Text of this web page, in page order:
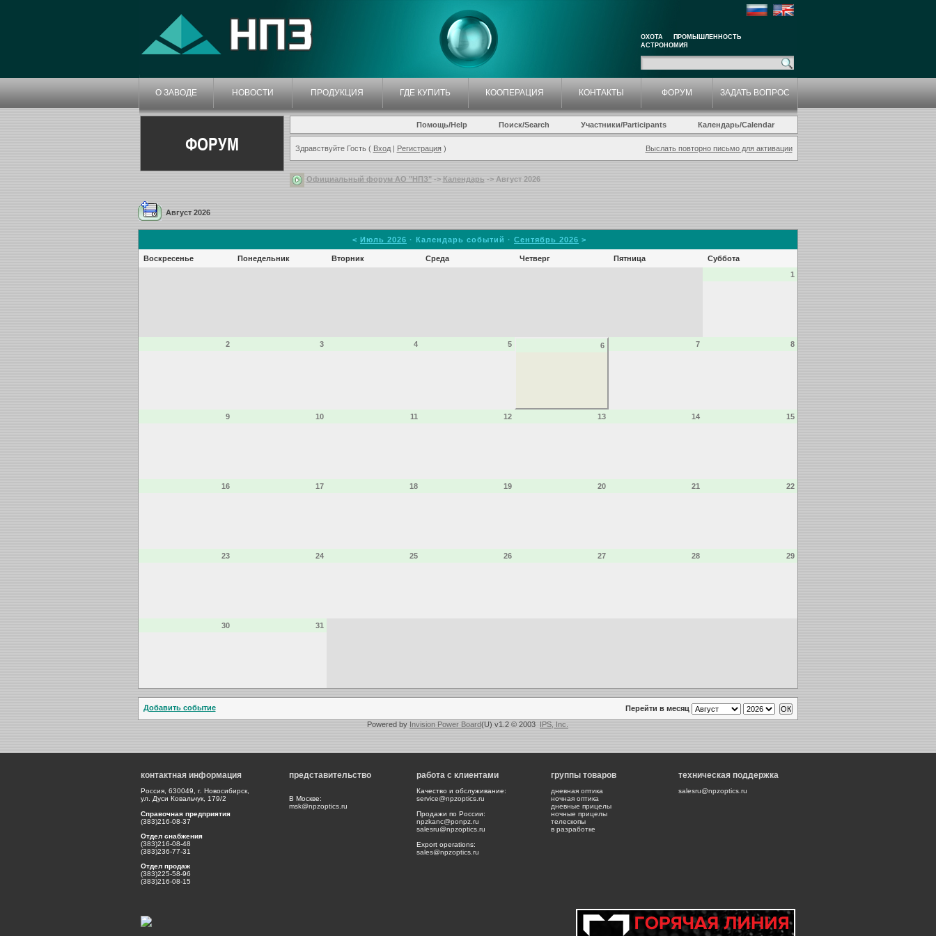
ОХОТА
ПРОМЫШЛЕННОСТЬ
АСТРОНОМИЯ
О ЗАВОДЕ НОВОСТИ ПРОДУКЦИЯ ГДЕ КУПИТЬ КООПЕРАЦИЯ КОНТАКТЫ ФОРУМ ЗАДАТЬ ВОПРОС
ФОРУМ
Помощь/Help Поиск/Search Участники/Participants Календарь/Calendar
Здравствуйте Гость ( Вход| Регистрация) Выслать повторно письмо для активации
Официальный форум АО "НПЗ"-> Календарь -> Август 2026
Август 2026
< Июль 2026 · Календарь событий · Сентябрь 2026 >
Воскресенье Понедельник Вторник Среда Четверг Пятница
Суббота
1
2 3 4 5 6 7 8
9 10 11 12 13 14 15
16 17 18 19 20 21 22
23 24 25 26 27 28 29
30 31
Добавить событие
Перейти в месяц
Powered by Invision Power Board(U) v1.2 © 2003 IPS, Inc.
контактная информация
Россия, 630049, г. Новосибирск,
ул. Дуси Ковальчук, 179/2
Справочная предприятия
(383)216-08-37
Отдел снабжения
(383)216-08-48
(383)236-77-31
Отдел продаж
(383)225-58-96
(383)216-08-15
представительство
В Москве:
msk@npzoptics.ru
работа с клиентами
Качество и обслуживание:
service@npzoptics.ru
Продажи по России:
npzkanc@ponpz.ru
salesru@npzoptics.ru
Export operations:
sales@npzoptics.ru
группы товаров
дневная оптика
ночная оптика
дневные прицелы
ночные прицелы
телескопы
в разработке
техническая поддержка
salesru@npzoptics.ru